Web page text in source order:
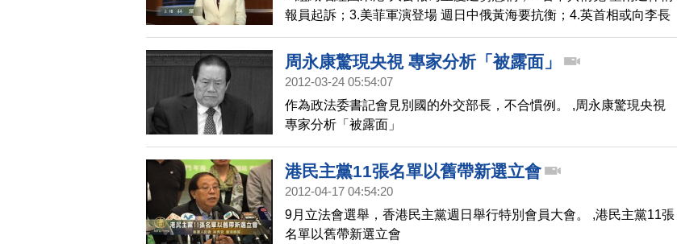
報員起訴；3.美菲軍演登場 週日中俄黃海要抗衡‎；4.英首相或向李長
春提海伍德案。
,組唱紅團來港 大公報為重慶造勢惹禍
周永康驚現央視 專家分析「被露面」
2012-03-24 05:54:07
作為政法委書記會見別國的外交部長，不合慣例。 ,周永康驚現央視
專家分析「被露面」
港民主黨11張名單以舊帶新選立會
2012-04-17 04:54:20
9月立法會選舉，香港民主黨週日舉行特別會員大會。 ,港民主黨11張
名單以舊帶新選立會